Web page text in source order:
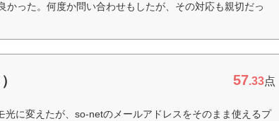
かった。何度か問い合わせもしたが、その対応も親切だっ
57.33点
光に変えたが、so-netのメールアドレスをそのまま使えるプ